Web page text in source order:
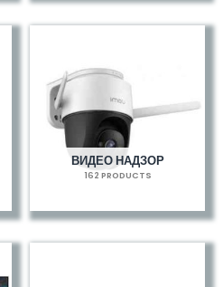
ВИДЕО НАДЗОР
162 PRODUCTS